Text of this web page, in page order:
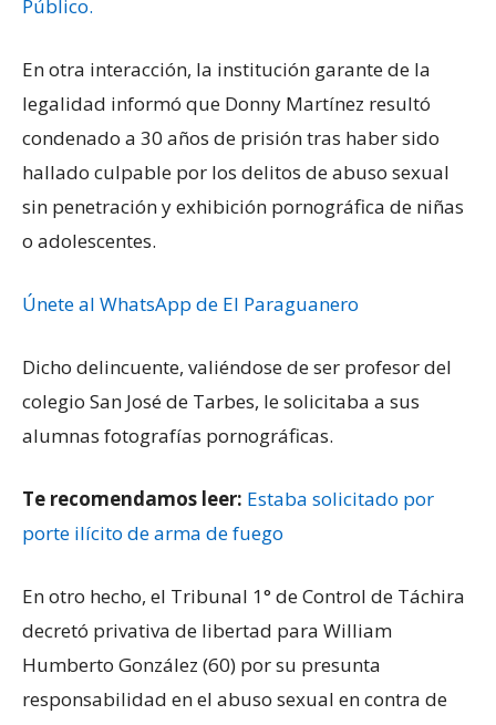
Público.
En otra interacción, la institución garante de la
legalidad informó que Donny Martínez resultó
condenado a 30 años de prisión tras haber sido
hallado culpable por los delitos de abuso sexual
sin penetración y exhibición pornográfica de niñas
o adolescentes.
Únete al WhatsApp de El Paraguanero
Dicho delincuente, valiéndose de ser profesor del
colegio San José de Tarbes, le solicitaba a sus
alumnas fotografías pornográficas.
Te recomendamos leer: Estaba solicitado por
porte ilícito de arma de fuego
En otro hecho, el Tribunal 1° de Control de Táchira
decretó privativa de libertad para William
Humberto González (60) por su presunta
responsabilidad en el abuso sexual en contra de